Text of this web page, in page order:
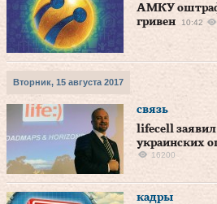
АМКУ
гривен
10:42
Вторник, 15 августа 2017
связь
lifecell
украинских
16200
кадры